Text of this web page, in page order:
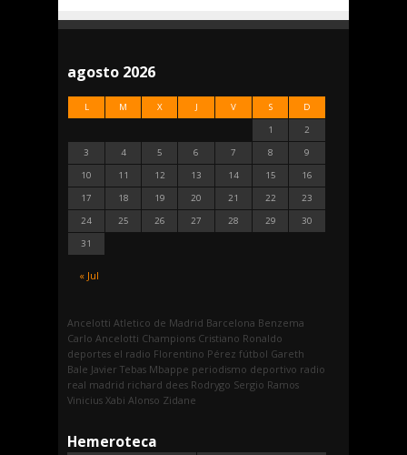
agosto 2026
L M X J V S D
« Jul
1
2
3
4 5 6 7 8
9
10
11 12 13 14 15
16
17
18 19 20 21 22
23
24
25 26 27 28 29
30
31
Ancelotti Atletico de Madrid Barcelona Benzema
Carlo Ancelotti Champions Cristiano Ronaldo
deportes el radio Florentino Pérez fútbol Gareth
Bale Javier Tebas Mbappe periodismo deportivo radio
real madrid richard dees Rodrygo Sergio Ramos
Vinicius Xabi Alonso Zidane
Hemeroteca